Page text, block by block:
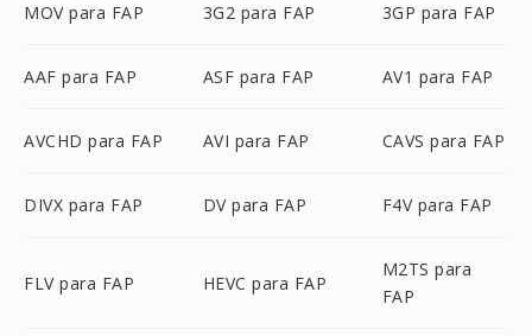
MOV para FAP 3G2 para FAP 3GP para FAP
AAF para FAP ASF para FAP AV1 para FAP
AVCHD para FAP AVI para FAP CAVS para FAP
DIVX para FAP DV para FAP F4V para FAP
FLV para FAP HEVC para FAP
M2TS para
FAP